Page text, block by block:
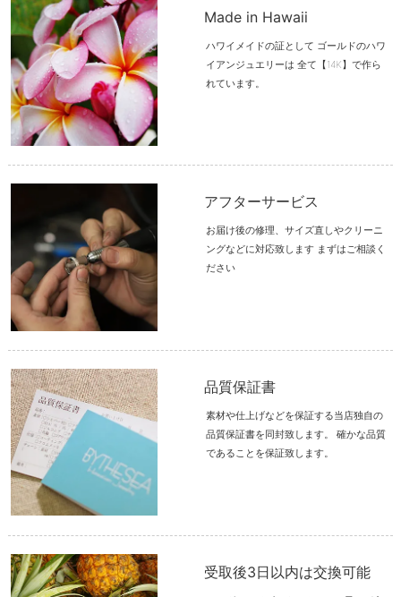
Made in Hawaii
ハワイメイドの証として ゴールドのハワ
イアンジュエリーは 全て【14K】で作ら
れています。
アフターサービス
お届け後の修理、サイズ直しやクリーニ
ングなどに対応致します まずはご相談く
ださい
品質保証書
素材や仕上げなどを保証する当店独自の
品質保証書を同封致します。 確かな品質
であることを保証致します。
受取後3日以内は交換可能